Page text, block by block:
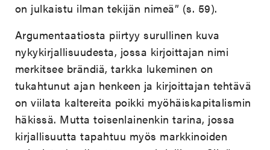
on julkaistu ilman tekijän nimeä” (s. 59).
Argumentaatiosta piirtyy surullinen kuva
nykykirjallisuudesta, jossa kirjoittajan nimi
merkitsee brändiä, tarkka lukeminen on
tukahtunut ajan henkeen ja kirjoittajan tehtävä
on viilata kaltereita poikki myöhäiskapitalismin
häkissä. Mutta toisenlainenkin tarina, jossa
kirjallisuutta tapahtuu myös markkinoiden